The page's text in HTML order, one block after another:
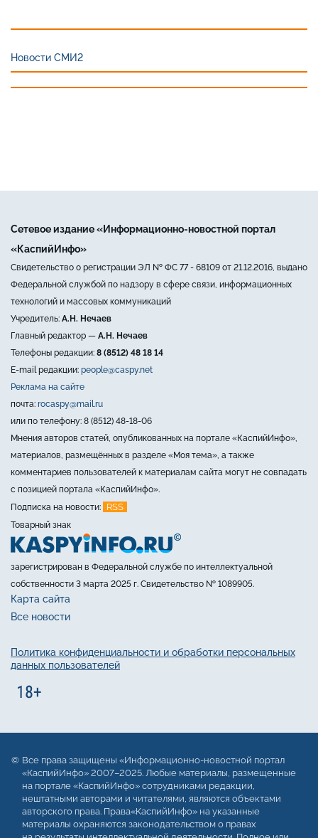
Новости СМИ2
Сетевое издание «Информационно-новостной портал
«КаспийИнфо»
Свидетельство о регистрации ЭЛ № ФС 77 - 68109 от 21.12.2016, выдано
Федеральной службой по надзору в сфере связи, информационных
технологий и массовых коммуникаций
Учредитель: А.Н. Нечаев
Главный редактор — А.Н. Нечаев
Телефоны редакции: 8 (8512) 48 18 14
E-mail редакции: people@caspy.net
Реклама на сайте
почта: rocaspy@mail.ru
или по телефону: 8 (8512) 48-18-06
Мнения авторов статей, опубликованных на портале «КаспийИнфо»,
материалов, размещённых в разделе «Моя тема», а также
комментариев пользователей к материалам сайта могут не совпадать
с позицией портала «КаспийИнфо».
Подписка на новости:
RSS
Товарный знак
зарегистрирован в Федеральной службе по интеллектуальной
собственности 3 марта 2025 г. Свидетельство № 1089905.
Карта сайта
Все новости
Политика конфиденциальности и обработки персональных
данных пользователей
Все права защищены «Информационно-новостной портал
«КаспийИнфо» 2007–2025. Любые материалы, размещенные
на портале «КаспийИнфо» сотрудниками редакции,
нештатными авторами и читателями, являются объектами
авторского права. Права«КаспийИнфо» на указанные
материалы охраняются законодательством о правах